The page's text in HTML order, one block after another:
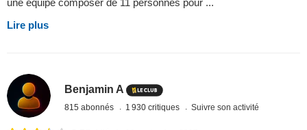
une équipe composer de 11 personnes pour ...
Lire plus
Benjamin A
815 abonnés 1 930 critiques Suivre son activité